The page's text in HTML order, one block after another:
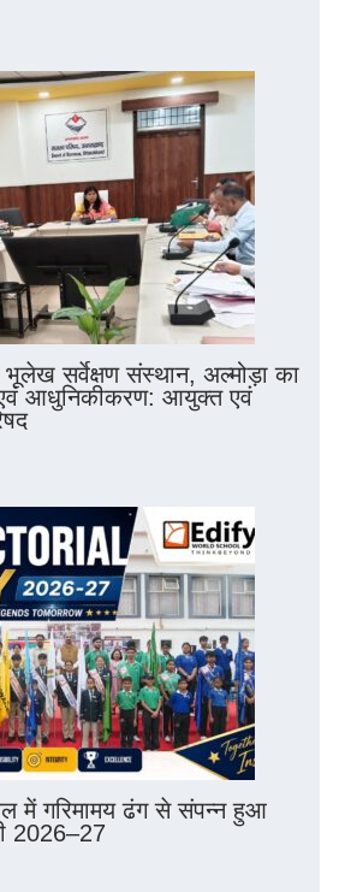
सर्वेक्षण संस्थान, अल्मोड़ा का
एवं आधुनिकीकरण: आयुक्त एवं
में गरिमामय ढंग से संपन्न हुआ
2026–27